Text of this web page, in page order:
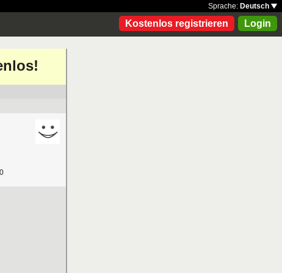
Sprache: Deutsch
Kostenlos registrieren Login